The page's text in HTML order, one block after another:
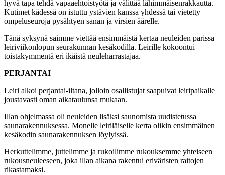
hyvä tapa tehdä vapaaehtoistyötä ja välittää lähimmäisenrakkautta.
Kutimet kädessä on istuttu ystävien kanssa yhdessä tai vietetty
ompeluseuroja pysähtyen sanan ja virsien äärelle.
Tänä syksynä saimme viettää ensimmäistä kertaa neuleiden parissa
leiriviikonlopun seurakunnan kesäkodilla. Leirille kokoontui
toistakymmentä eri ikäistä neuleharrastajaa.
PERJANTAI
Leiri alkoi perjantai-iltana, jolloin osallistujat saapuivat leiripaikalle
joustavasti oman aikataulunsa mukaan.
Illan ohjelmassa oli neuleiden lisäksi saunomista uudistetussa
saunarakennuksessa. Monelle leiriläiselle kerta olikin ensimmäinen
kesäkodin saunarakennuksen löylyissä.
Herkuttelimme, juttelimme ja rukoilimme rukouksemme yhteiseen
rukousneuleeseen, joka illan aikana rakentui eriväristen raitojen
rikastamaksi.